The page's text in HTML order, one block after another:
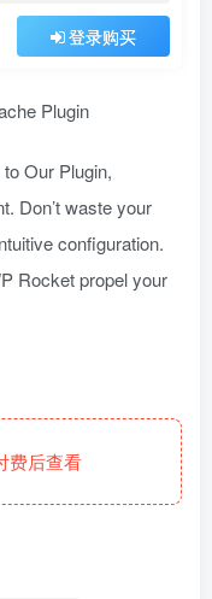
登录购买
Our Plugin,
Don’t waste your
configuration.
Rocket propel your
费后查看